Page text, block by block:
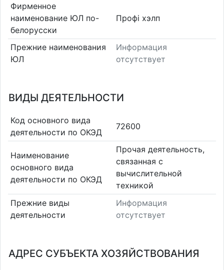
Фирменное
наименование ЮЛ по-
белорусски
Профі хэлп
Прежние наименования
ЮЛ
Информация
отсутствует
ВИДЫ ДЕЯТЕЛЬНОСТИ
Код основного вида
деятельности по ОКЭД
72600
Наименование
основного вида
деятельности по ОКЭД
Прочая деятельность,
связанная с
вычислительной
техникой
Прежние виды
деятельности
Информация
отсутствует
АДРЕС СУБЪЕКТА ХОЗЯЙСТВОВАНИЯ